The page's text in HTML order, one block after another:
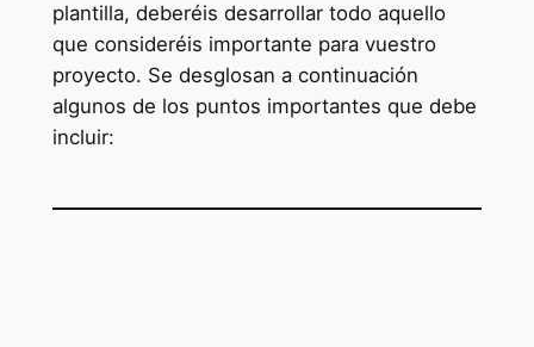
plantilla, deberéis desarrollar todo aquello
que consideréis importante para vuestro
proyecto. Se desglosan a continuación
algunos de los puntos importantes que debe
incluir: